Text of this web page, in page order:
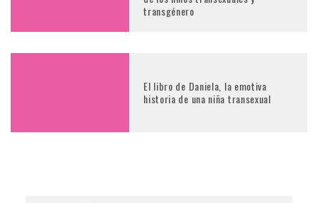
transgénero
El libro de Daniela, la emotiva
historia de una niña transexual